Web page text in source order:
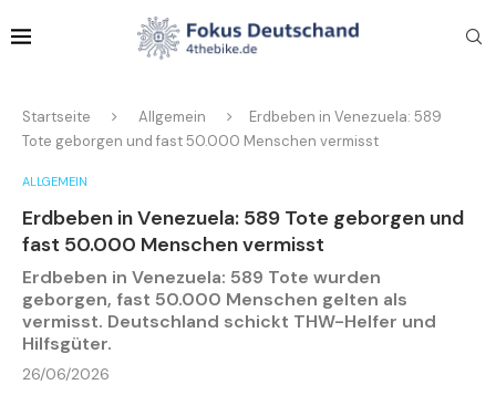
Startseite Allgemein
Erdbeben in Venezuela: 589
Tote geborgen und fast 50.000 Menschen vermisst
ALLGEMEIN
Erdbeben in Venezuela: 589 Tote geborgen und
fast 50.000 Menschen vermisst
Erdbeben in Venezuela: 589 Tote wurden
geborgen, fast 50.000 Menschen gelten als
vermisst. Deutschland schickt THW-Helfer und
Hilfsgüter.
26/06/2026